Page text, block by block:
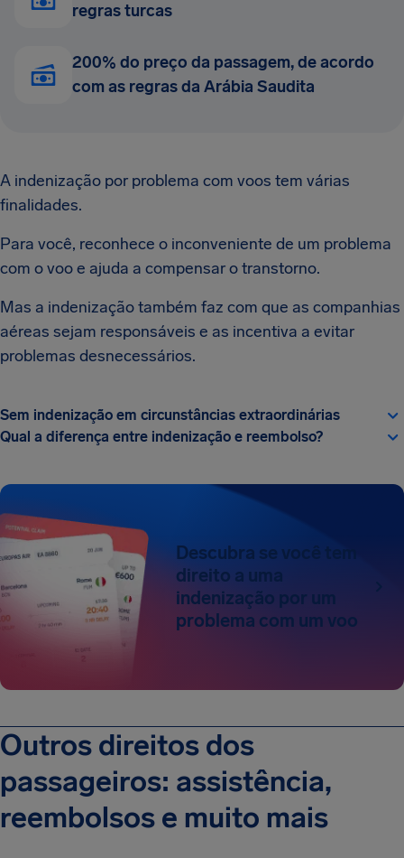
regras turcas
200% do preço da passagem, de acordo
com as regras da Arábia Saudita
A indenização por problema com voos tem várias
finalidades.
Para você, reconhece o inconveniente de um problema
com o voo e ajuda a compensar o transtorno.
Mas a indenização também faz com que as companhias
aéreas sejam responsáveis e as incentiva a evitar
problemas desnecessários.
Sem indenização em circunstâncias extraordinárias
Qual a diferença entre indenização e reembolso?
Descubra se você tem
direito a uma
indenização por um
problema com um voo
Outros direitos dos
passageiros: assistência,
reembolsos e muito mais